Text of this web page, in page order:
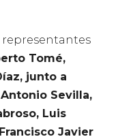
representantes
Tomé,
junto a
Sevilla,
Luis
Javier